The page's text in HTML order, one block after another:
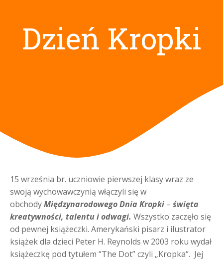
Dzień Kropki
15 września br. uczniowie pierwszej klasy wraz ze
swoją wychowawczynią włączyli się w
obchodyMiędzynarodowego Dnia Kropki – święta
kreatywności, talentu i odwagi. Wszystko zaczęło się
od pewnej książeczki. Amerykański pisarz i ilustrator
książek dla dzieci Peter H. Reynolds w 2003 roku wydał
książeczkę pod tytułem “The Dot” czyli „Kropka“. Jej